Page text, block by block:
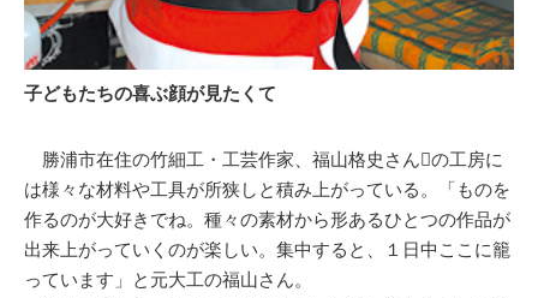
子どもたちの喜ぶ顔が見たくて
勝浦市在住の竹細工・工芸作家、福山格史さんの工房に
は様々な材料や工具が所狭しと積み上がっている。「ものを
作るのが大好きでね。種々の素材から形あるひとつの作品が
出来上がっていくのが楽しい。集中すると、１日中ここに籠
っています」と元大工の福山さん。